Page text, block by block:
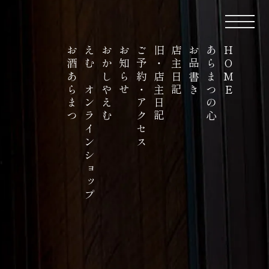
HOME
あらまつの心
お品書き
店主日記
旧・店主日記
ご予約・アクセス
お知らせ
おかしやえむ
えむ オンラインショップ
お酒あらまつ